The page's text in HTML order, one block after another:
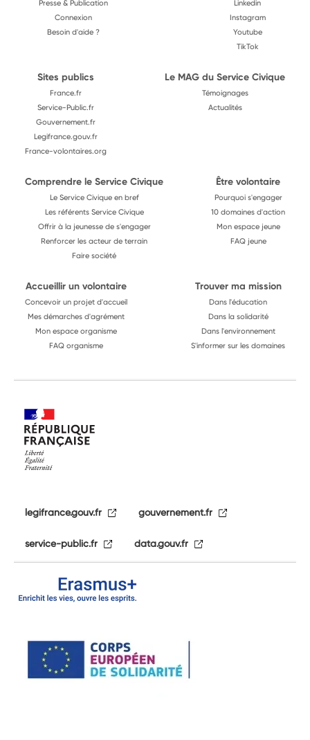
Presse & Publication
Connexion
Besoin d'aide ?
Linkedin
Instagram
Youtube
TikTok
Sites publics
France.fr
Service-Public.fr
Gouvernement.fr
Legifrance.gouv.fr
France-volontaires.org
Le MAG du Service Civique
Témoignages
Actualités
Comprendre le Service Civique
Le Service Civique en bref
Les référents Service Civique
Offrir à la jeunesse de s'engager
Renforcer les acteur de terrain
Faire société
Être volontaire
Pourquoi s'engager
10 domaines d'action
Mon espace jeune
FAQ jeune
Accueillir un volontaire
Concevoir un projet d'accueil
Mes démarches d'agrément
Mon espace organisme
FAQ organisme
Trouver ma mission
Dans l'éducation
Dans la solidarité
Dans l'environnement
S'informer sur les domaines
legifrance.gouv.fr gouvernement.fr
service-public.fr data.gouv.fr